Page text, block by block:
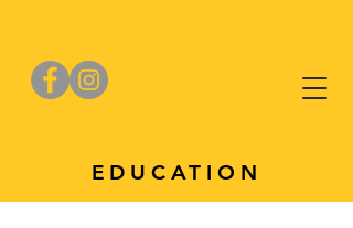
EDUCATION